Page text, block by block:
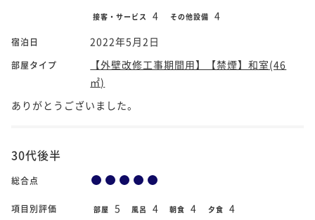
接客・サービス 4 その他設備 4
宿泊日 2022年5月2日
部屋タイプ
【外壁改修工事期間用】【禁煙】和室(46
㎡)
ありがとうございました。
30代後半
総合点
項目別評価 部屋 5 風呂 4 朝食 4 夕食 4